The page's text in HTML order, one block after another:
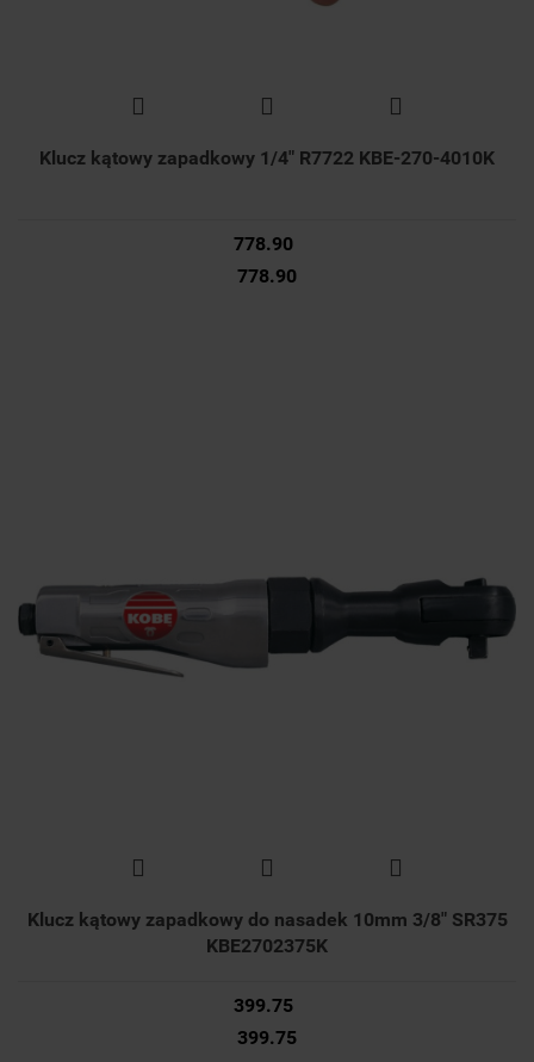
Klucz kątowy zapadkowy 1/4" R7722 KBE-270-4010K
778.90
778.90
Klucz kątowy zapadkowy do nasadek 10mm 3/8" SR375
KBE2702375K
399.75
399.75